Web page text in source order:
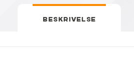
BESKRIVELSE